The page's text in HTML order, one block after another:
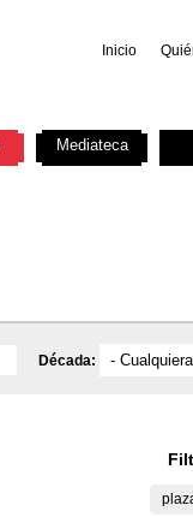
Inicio
Década:
Mediateca